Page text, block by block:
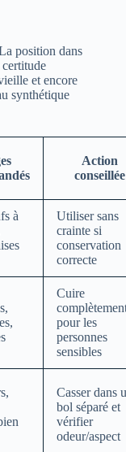
position dans
certitude
et encore
synthétique
Action
conseillée
à
Utiliser sans
crainte si
conservation
correcte
Cuire
pour les
personnes
sensibles
Casser dans
bol séparé et
vérifier
odeur/aspect